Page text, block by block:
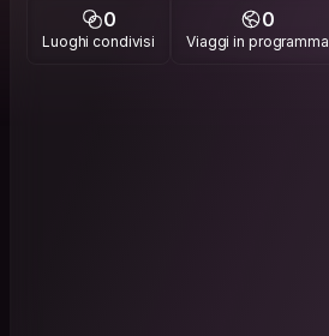
0
Luoghi condivisi
0
Viaggi in programma